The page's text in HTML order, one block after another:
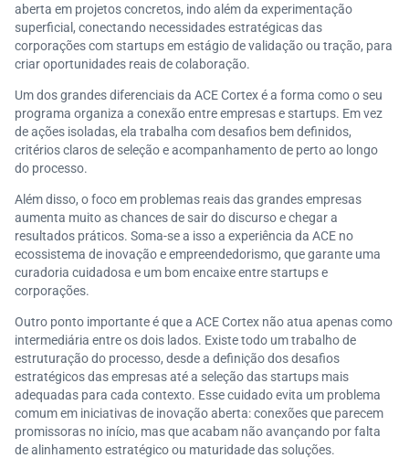
aberta em projetos concretos, indo além da experimentação
superficial, conectando necessidades estratégicas das
corporações com startups em estágio de validação ou tração, para
criar oportunidades reais de colaboração.
Um dos grandes diferenciais da ACE Cortex é a forma como o seu
programa organiza a conexão entre empresas e startups. Em vez
de ações isoladas, ela trabalha com desafios bem definidos,
critérios claros de seleção e acompanhamento de perto ao longo
do processo.
Além disso, o foco em problemas reais das grandes empresas
aumenta muito as chances de sair do discurso e chegar a
resultados práticos. Soma-se a isso a experiência da ACE no
ecossistema de inovação e empreendedorismo, que garante uma
curadoria cuidadosa e um bom encaixe entre startups e
corporações.
Outro ponto importante é que a ACE Cortex não atua apenas como
intermediária entre os dois lados. Existe todo um trabalho de
estruturação do processo, desde a definição dos desafios
estratégicos das empresas até a seleção das startups mais
adequadas para cada contexto. Esse cuidado evita um problema
comum em iniciativas de inovação aberta: conexões que parecem
promissoras no início, mas que acabam não avançando por falta
de alinhamento estratégico ou maturidade das soluções.